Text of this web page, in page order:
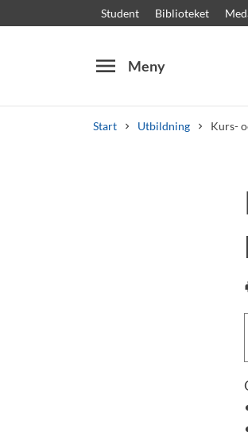
Student Biblioteket
menu Meny
Start Utbildning Kurs-